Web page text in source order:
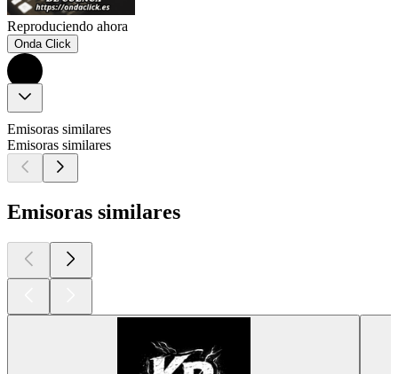
Reproduciendo ahora
Onda Click
Emisoras similares
Emisoras similares
Emisoras similares